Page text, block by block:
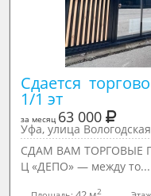
Сдается
1/1 эт
за месяц 63 000
Уфа, улица
СДАМ ВАМ ТОРГОВЫЕ
Ц «ДЕПO» — между тo...
2